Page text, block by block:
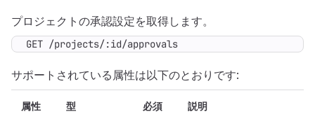
プロジェクトの承認設定を取得します。
GET /projects/:id/approvals
サポートされている属性は以下のとおりです:
属性 型 必須 説明